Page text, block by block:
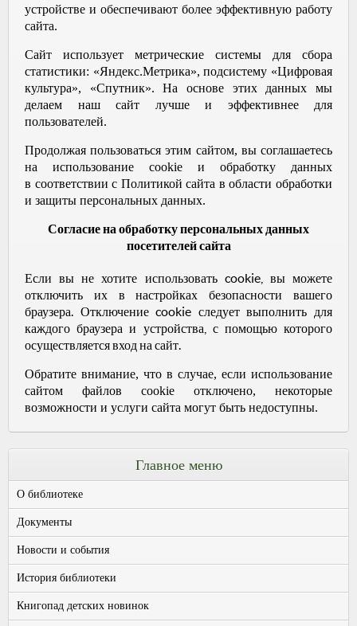
устройстве и обеспечивают более эффективную работу
сайта.
Сайт использует метрические системы для сбора
статистики: «Яндекс.Метрика», подсистему «Цифровая
культура», «Спутник». На основе этих данных мы
делаем наш сайт лучше и эффективнее для
пользователей.
Продолжая пользоваться этим сайтом, вы соглашаетесь
на использование cookie и обработку данных
в соответствии с Политикой сайта в области обработки
и защиты персональных данных.
Согласие на обработку персональных данных
посетителей сайта
Если вы не хотите использовать cookie, вы можете
отключить их в настройках безопасности вашего
браузера. Отключение cookie следует выполнить для
каждого браузера и устройства, с помощью которого
осуществляется вход на сайт.
Обратите внимание, что в случае, если использование
сайтом файлов cookie отключено, некоторые
возможности и услуги сайта могут быть недоступны.
Главное меню
О библиотеке
Документы
Новости и события
История библиотеки
Книгопад детских новинок